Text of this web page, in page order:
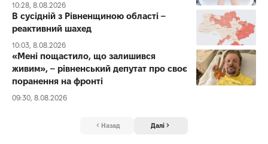
10:28, 8.08.2026
В сусідній з Рівненщиною області –
реактивний шахед
10:03, 8.08.2026
«Мені пощастило, що залишився
живим», – рівненський депутат про своє
поранення на фронті
09:30, 8.08.2026
Назад Далі